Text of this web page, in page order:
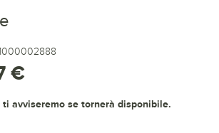
€
avviseremo se tornerà disponibile.